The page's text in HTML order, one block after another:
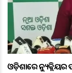
ଓଡ଼ିଶାରେ ନ୍ୟୁକ୍ଲିୟର